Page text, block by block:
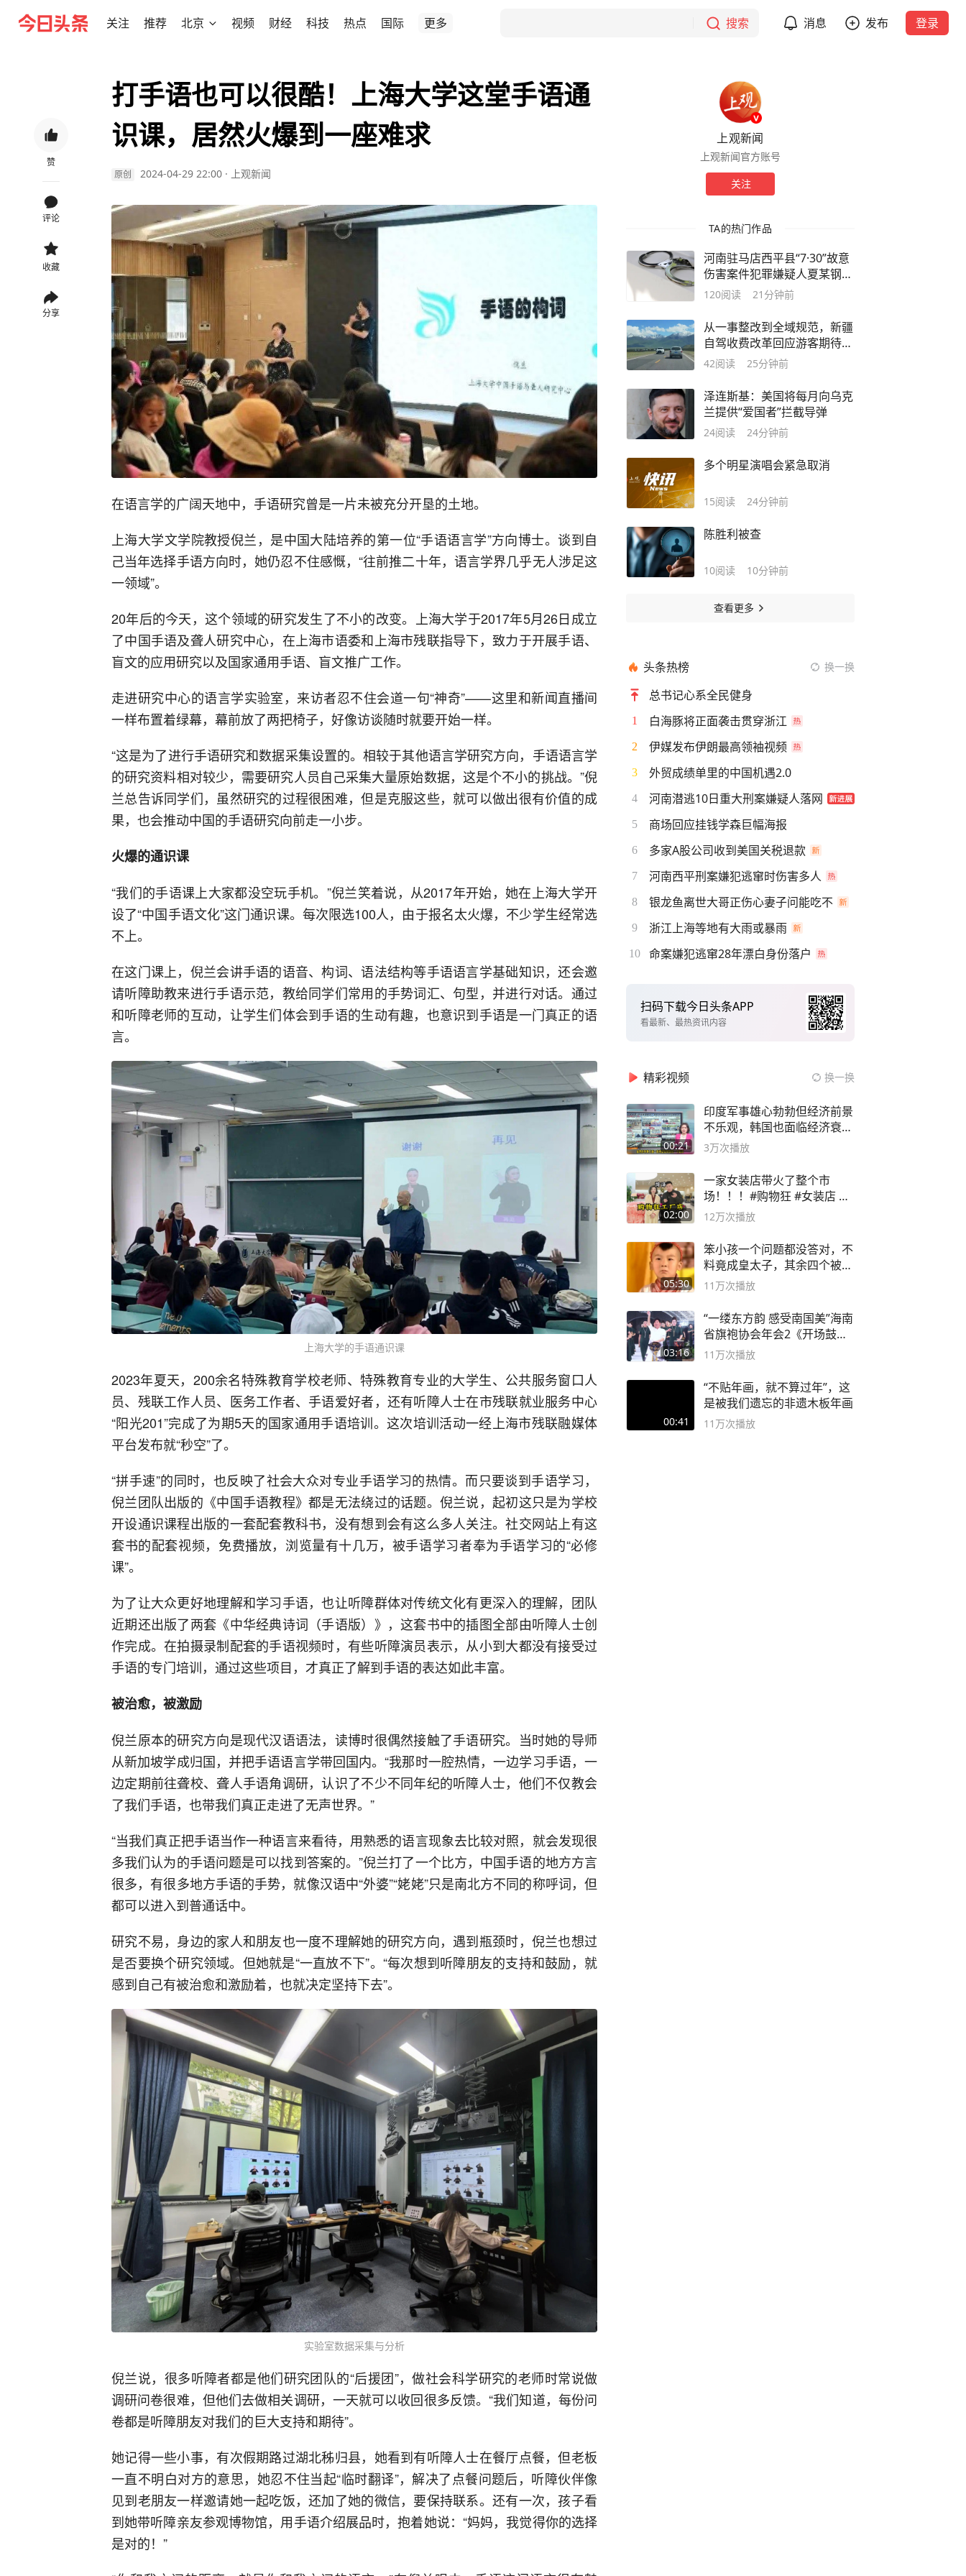
关注 推荐 北京 视频 财经 科技 热点 国际 更多 搜索 消息 发布 登录
赞
评论
收藏
分享
打手语也可以很酷！上海大学这堂手语通
识课，居然火爆到一座难求
原创 2024-04-29 22:00 · 上观新闻
在语言学的广阔天地中，手语研究曾是一片未被充分开垦的土地。
上海大学文学院教授倪兰，是中国大陆培养的第一位“手语语言学”方向博士。谈到自
己当年选择手语方向时，她仍忍不住感慨，“往前推二十年，语言学界几乎无人涉足这
一领域”。
20年后的今天，这个领域的研究发生了不小的改变。上海大学于2017年5月26日成立
了中国手语及聋人研究中心，在上海市语委和上海市残联指导下，致力于开展手语、
盲文的应用研究以及国家通用手语、盲文推广工作。
走进研究中心的语言学实验室，来访者忍不住会道一句“神奇”——这里和新闻直播间
一样布置着绿幕，幕前放了两把椅子，好像访谈随时就要开始一样。
“这是为了进行手语研究和数据采集设置的。相较于其他语言学研究方向，手语语言学
的研究资料相对较少，需要研究人员自己采集大量原始数据，这是个不小的挑战。”倪
兰总告诉同学们，虽然研究的过程很困难，但是克服这些，就可以做出很有价值的成
果，也会推动中国的手语研究向前走一小步。
火爆的通识课
“我们的手语课上大家都没空玩手机。”倪兰笑着说，从2017年开始，她在上海大学开
设了“中国手语文化”这门通识课。每次限选100人，由于报名太火爆，不少学生经常选
不上。
在这门课上，倪兰会讲手语的语音、构词、语法结构等手语语言学基础知识，还会邀
请听障助教来进行手语示范，教给同学们常用的手势词汇、句型，并进行对话。通过
和听障老师的互动，让学生们体会到手语的生动有趣，也意识到手语是一门真正的语
言。
上海大学的手语通识课
2023年夏天，200余名特殊教育学校老师、特殊教育专业的大学生、公共服务窗口人
员、残联工作人员、医务工作者、手语爱好者，还有听障人士在市残联就业服务中心
“阳光201”完成了为期5天的国家通用手语培训。这次培训活动一经上海市残联融媒体
平台发布就“秒空”了。
“拼手速”的同时，也反映了社会大众对专业手语学习的热情。而只要谈到手语学习，
倪兰团队出版的《中国手语教程》都是无法绕过的话题。倪兰说，起初这只是为学校
开设通识课程出版的一套配套教科书，没有想到会有这么多人关注。社交网站上有这
套书的配套视频，免费播放，浏览量有十几万，被手语学习者奉为手语学习的“必修
课”。
为了让大众更好地理解和学习手语，也让听障群体对传统文化有更深入的理解，团队
近期还出版了两套《中华经典诗词（手语版）》，这套书中的插图全部由听障人士创
作完成。在拍摄录制配套的手语视频时，有些听障演员表示，从小到大都没有接受过
手语的专门培训，通过这些项目，才真正了解到手语的表达如此丰富。
被治愈，被激励
倪兰原本的研究方向是现代汉语语法，读博时很偶然接触了手语研究。当时她的导师
从新加坡学成归国，并把手语语言学带回国内。“我那时一腔热情，一边学习手语，一
边定期前往聋校、聋人手语角调研，认识了不少不同年纪的听障人士，他们不仅教会
了我们手语，也带我们真正走进了无声世界。”
“当我们真正把手语当作一种语言来看待，用熟悉的语言现象去比较对照，就会发现很
多我们认为的手语问题是可以找到答案的。”倪兰打了一个比方，中国手语的地方方言
很多，有很多地方手语的手势，就像汉语中“外婆”“姥姥”只是南北方不同的称呼词，但
都可以进入到普通话中。
研究不易，身边的家人和朋友也一度不理解她的研究方向，遇到瓶颈时，倪兰也想过
是否要换个研究领域。但她就是“一直放不下”。“每次想到听障朋友的支持和鼓励，就
感到自己有被治愈和激励着，也就决定坚持下去”。
实验室数据采集与分析
倪兰说，很多听障者都是他们研究团队的“后援团”，做社会科学研究的老师时常说做
调研问卷很难，但他们去做相关调研，一天就可以收回很多反馈。“我们知道，每份问
卷都是听障朋友对我们的巨大支持和期待”。
她记得一些小事，有次假期路过湖北秭归县，她看到有听障人士在餐厅点餐，但老板
一直不明白对方的意思，她忍不住当起“临时翻译”，解决了点餐问题后，听障伙伴像
见到老朋友一样邀请她一起吃饭，还加了她的微信，要保持联系。还有一次，孩子看
到她带听障亲友参观博物馆，用手语介绍展品时，抱着她说：“妈妈，我觉得你的选择
是对的！”
上观新闻
上观新闻官方账号
关注
TA的热门作品
河南驻马店西平县“7·30”故意
伤害案件犯罪嫌疑人夏某钢被
抓获
120阅读 21分钟前
从一事整改到全域规范，新疆
自驾收费改革回应游客期待｜
文旅观察
42阅读 25分钟前
泽连斯基：美国将每月向乌克
兰提供“爱国者”拦截导弹
24阅读 24分钟前
多个明星演唱会紧急取消
15阅读 24分钟前
陈胜利被查
10阅读 10分钟前
查看更多
头条热榜 换一换
总书记心系全民健身
1 白海豚将正面袭击贯穿浙江
2 伊媒发布伊朗最高领袖视频
3 外贸成绩单里的中国机遇2.0
4 河南潜逃10日重大刑案嫌疑人落网
5 商场回应挂钱学森巨幅海报
6 多家A股公司收到美国关税退款
7 河南西平刑案嫌犯逃窜时伤害多人
8 银龙鱼离世大哥正伤心妻子问能吃不
9 浙江上海等地有大雨或暴雨
10 命案嫌犯逃窜28年漂白身份落户
扫码下载今日头条APP
看最新、最热资讯内容
精彩视频 换一换
00:21
印度军事雄心勃勃但经济前景
不乐观，韩国也面临经济衰退
风险
3万次播放
02:00
一家女装店带火了整个市
场！！！#购物狂 #女装店 #
高品质女装
12万次播放
05:30
笨小孩一个问题都没答对，不
料竟成皇太子，其余四个被处
死
11万次播放
03:16
“一缕东方韵 感受南国美”海南
省旗袍协会年会2《开场鼓》
二团
11万次播放
00:41
“不贴年画，就不算过年”，这
是被我们遗忘的非遗木板年画
11万次播放